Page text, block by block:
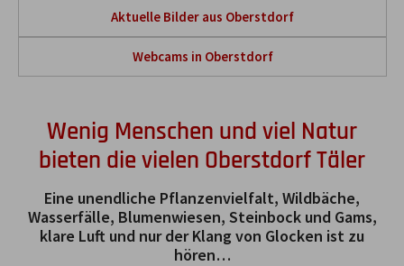
Aktuelle Bilder aus Oberstdorf
Webcams in Oberstdorf
Wenig Menschen und viel Natur
bieten die vielen Oberstdorf Täler
Eine unendliche Pflanzenvielfalt, Wildbäche,
Wasserfälle, Blumenwiesen, Steinbock und Gams,
klare Luft und nur der Klang von Glocken ist zu
hören…